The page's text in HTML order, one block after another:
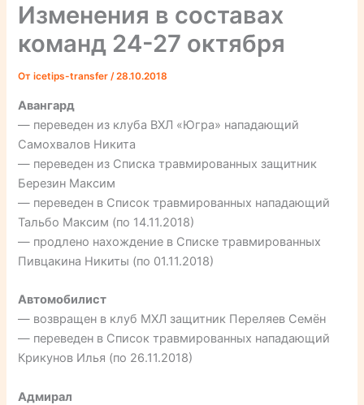
Изменения в составах
команд 24-27 октября
Отicetips-transfer/28.10.2018
Авангард
— переведен из клуба ВХЛ «Югра» нападающий
Самохвалов Никита
— переведен из Списка травмированных защитник
Березин Максим
— переведен в Список травмированных нападающий
Тальбо Максим (по 14.11.2018)
— продлено нахождение в Списке травмированных
Пивцакина Никиты (по 01.11.2018)
Автомобилист
— возвращен в клуб МХЛ защитник Переляев Семён
— переведен в Список травмированных нападающий
Крикунов Илья (по 26.11.2018)
Адмирал